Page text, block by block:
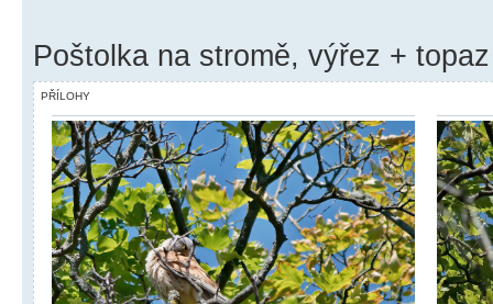
Poštolka na stromě, výřez + topaz
PŘÍLOHY